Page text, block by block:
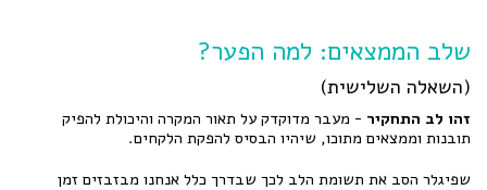
שלב הממצאים: למה הפער?
(השאלה השלישית)
זהו לב התחקיר - מעבר מדוקדק על תאור המקרה והיכולת להפיק
תובנות וממצאים מתוכו, שיהיו הבסיס להפקת הלקחים.
שפיגלר הסב את תשומת הלב לכך שבדרך כלל אנחנו מבזבזים זמן